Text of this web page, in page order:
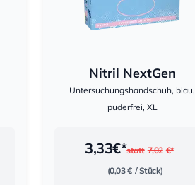
Nitril NextGen
Untersuchungshandschuh, blau,
puderfrei, XL
statt 7,02 €*
3,33€*
(0,03 € / Stück)